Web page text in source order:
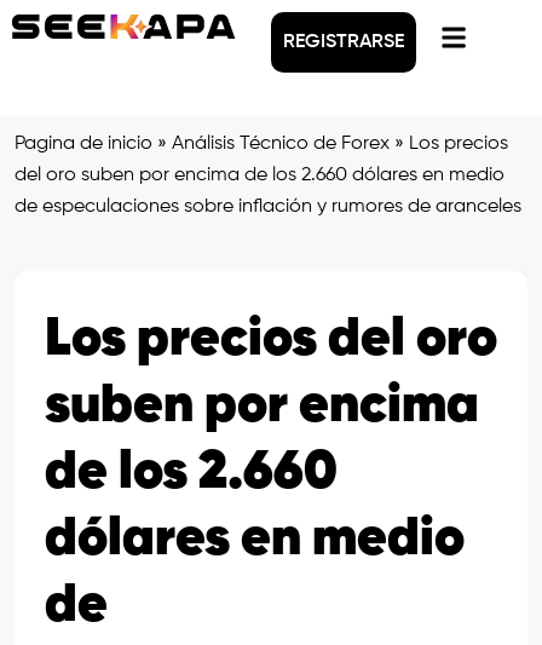
REGISTRARSE
Pagina de inicio » Análisis Técnico de Forex » Los precios
del oro suben por encima de los 2.660 dólares en medio
de especulaciones sobre inflación y rumores de aranceles
Los precios del oro
suben por encima
de los 2.660
dólares en medio
de